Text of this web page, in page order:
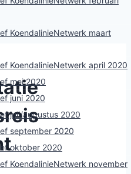
KoendalinieNetwerk maart
KoendalinieNetwerk april 2020
mei 2020
juni 2020
juli/augustus 2020
september 2020
oktober 2020
KoendalinieNetwerk november